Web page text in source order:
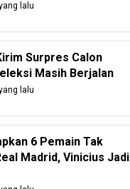
lalu
Surpres Calon
Masih Berjalan
lalu
6 Pemain Tak
Madrid, Vinicius Jadi